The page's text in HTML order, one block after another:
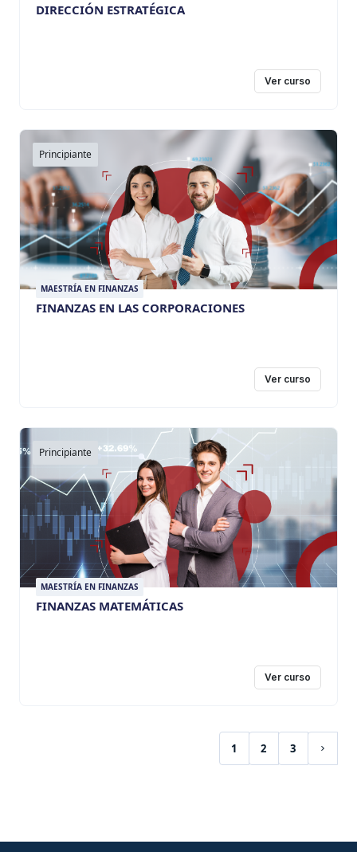
DIRECCIÓN ESTRATÉGICA
Ver curso
Principiante
MAESTRÍA EN FINANZAS
FINANZAS EN LAS CORPORACIONES
Ver curso
Principiante
MAESTRÍA EN FINANZAS
FINANZAS MATEMÁTICAS
Ver curso
1
(current)
2 3